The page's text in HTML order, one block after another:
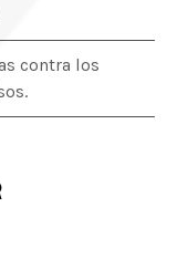
contra los